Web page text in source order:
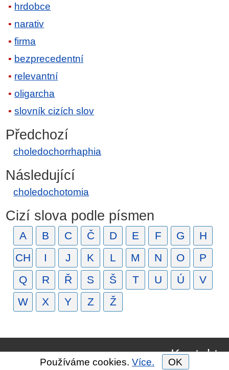
hrdobce
narativ
firma
bezprecedentní
relevantní
oligarcha
slovník cizích slov
Předchozí
choledochorrhaphia
Následující
choledochotomia
Cizí slova podle písmen
A B C Č D E F G
H
CH
I J K L M N O
P
Q
R Ř S Š T U Ú
V
W
X Y Z Ž
Kontakt
Používáme cookies. Více. OK